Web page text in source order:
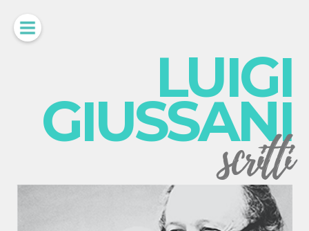
LUIGI
GIUSSANI
scritti